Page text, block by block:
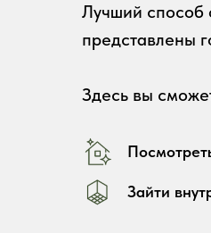
Лучший способ
представлены
Здесь вы
Зайти